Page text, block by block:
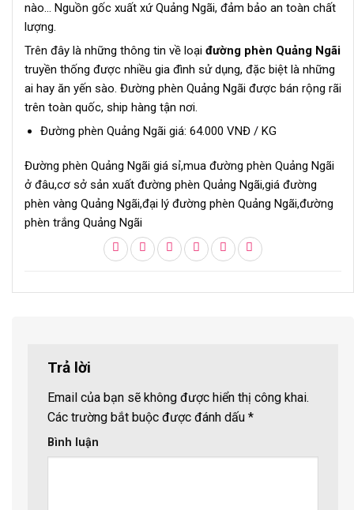
nào… Nguồn gốc xuất xứ Quảng Ngãi, đảm bảo an toàn chất
lượng.
Trên đây là những thông tin về loại đường phèn Quảng Ngãi
truyền thống được nhiều gia đình sử dụng, đặc biệt là những
ai hay ăn yến sào. Đường phèn Quảng Ngãi được bán rộng rãi
trên toàn quốc, ship hàng tận nơi.
Đường phèn Quảng Ngãi giá: 64.000 VNĐ / KG
Đường phèn Quảng Ngãi giá sỉ,mua đường phèn Quảng Ngãi
ở đâu,cơ sở sản xuất đường phèn Quảng Ngãi,giá đường
phèn vàng Quảng Ngãi,đại lý đường phèn Quảng Ngãi,đường
phèn trắng Quảng Ngãi
Trả lời
Email của bạn sẽ không được hiển thị công khai.
Các trường bắt buộc được đánh dấu *
Bình luận